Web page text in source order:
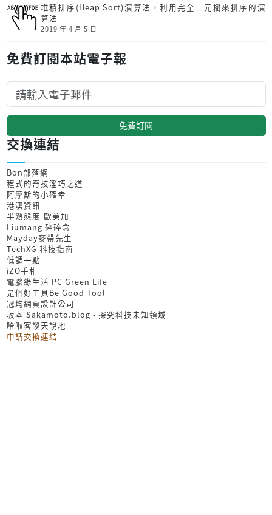
堆積排序(Heap Sort)演算法，利用完全二元樹來排序的演
算法
2019 年 4 月 5 日
免費訂閱本站電子報
免費訂閱
交換連結
Bon部落網
程式的奇技淫巧之道
阿摩斯的小確幸
港澳資訊
半熟態度-歐美加
Liumang 碎碎念
Mayday麥帶先生
TechXG 科技指南
低調一點
iZO手札
電腦綠生活 PC Green Life
是個好工具Be Good Tool
冠均網頁設計公司
坂本 Sakamoto.blog - 探究科技未知領域
哈啦客談天說地
申請交換連結